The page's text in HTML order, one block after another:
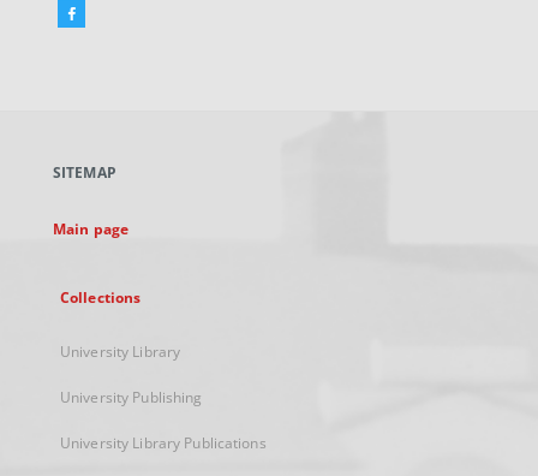
Facebook
new
SITEMAP
Main page
Collections
University Library
University Publishing
University Library Publications